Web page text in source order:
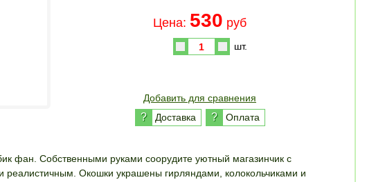
Цена: 530 руб
шт.
Добавить для сравнения
? Доставка ? Оплата
фан. Собственными руками соорудите уютный магазинчик с
реалистичным. Окошки украшены гирляндами, колокольчиками и